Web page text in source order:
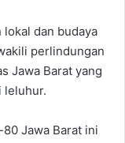
lokal dan budaya
perlindungan
Jawa Barat yang
leluhur.
Jawa Barat ini